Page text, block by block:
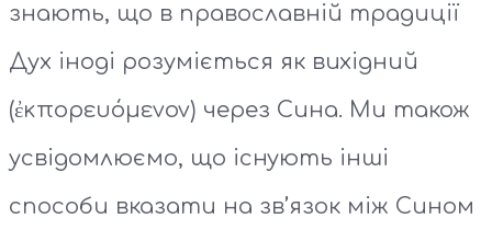
знають, що в православній традиції
Дух іноді розуміється як вихідний
(ἐκπορευόμενον) через Сина. Ми також
усвідомлюємо, що існують інші
способи вказати на зв’язок між Сином